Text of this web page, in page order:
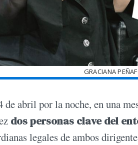
GRACIANA
de abril por la noche, en una
dos personas clave del
legales de ambos